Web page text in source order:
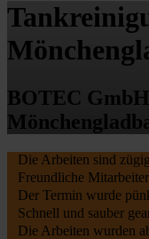
BOTEC
Schnell und sauber